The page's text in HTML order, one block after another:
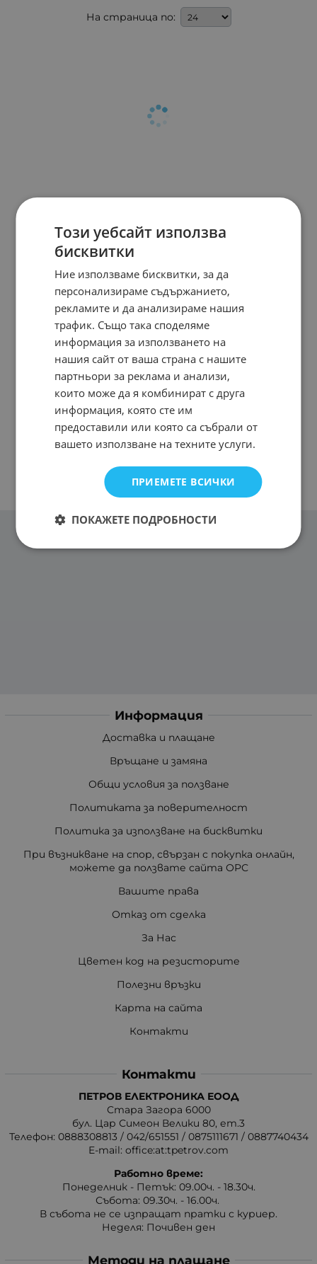
На страница по:
Информация
Доставка и плащане
Връщане и замяна
Общи условия за ползване
Политиката за поверителност
Политика за използване на бисквитки
При възникване на спор, свързан с покупка онлайн,
можете да ползвате сайта ОРС
Вашите права
Отказ от сделка
За Нас
Цветен код на резисторите
Полезни връзки
Карта на сайта
Контакти
Контакти
ПЕТРОВ ЕЛЕКТРОНИКА ЕООД
Стара Загора 6000
бул. Цар Симеон Велики 80, ет.3
Телефон: 0888308813 / 042/651551 / 0875111671 / 0887740434
E-mail: office:at:tpetrov.com
Работно време:
Понеделник - Петък: 09.00ч. - 18.30ч.
Събота: 09.30ч. - 16.00ч.
В събота не се изпращат пратки с куриер.
Неделя: Почивен ден
Методи на плащане
Този уебсайт използва
бисквитки
Ние използваме бисквитки, за да
персонализираме съдържанието,
рекламите и да анализираме нашия
трафик. Също така споделяме
информация за използването на
нашия сайт от ваша страна с нашите
партньори за реклама и анализи,
които може да я комбинират с друга
информация, която сте им
предоставили или която са събрали от
вашето използване на техните услуги.
ПРИЕМЕТЕ ВСИЧКИ
ПОКАЖЕТЕ ПОДРОБНОСТИ